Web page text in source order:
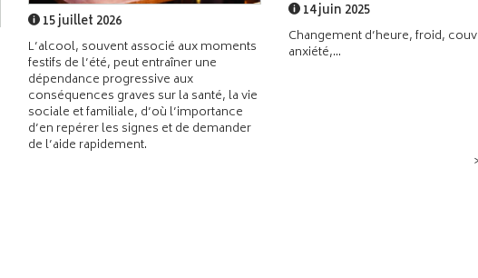
15 juillet 2026
L’alcool, souvent associé aux moments
festifs de l’été, peut entraîner une
dépendance progressive aux
conséquences graves sur la santé, la vie
sociale et familiale, d’où l’importance
d’en repérer les signes et de demander
de l’aide rapidement.
14 juin 2025
Changement d’heure, froid,
anxiété,...